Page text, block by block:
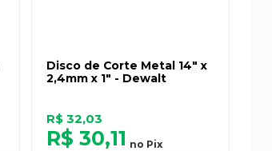
Disco de Corte Metal 14" x
2,4mm x 1" - Dewalt
R$ 32,03
R$ 30,11 no Pix